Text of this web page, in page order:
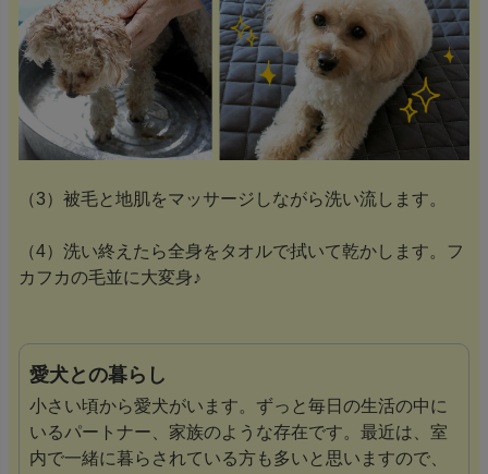
（3）被毛と地肌をマッサージしながら洗い流します。
（4）洗い終えたら全身をタオルで拭いて乾かします。フ
カフカの毛並に大変身♪
愛犬との暮らし
小さい頃から愛犬がいます。ずっと毎日の生活の中に
いるパートナー、家族のような存在です。最近は、室
内で一緒に暮らされている方も多いと思いますので、